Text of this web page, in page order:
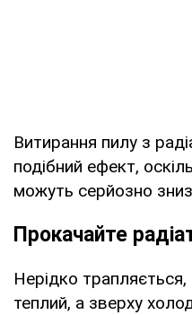
Витирання пилу з
подібний ефект,
можуть серйозно
Прокачайте
Нерідко
теплий, а зверху